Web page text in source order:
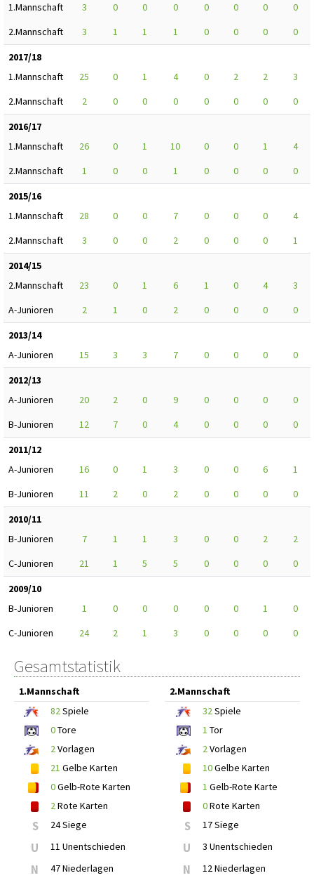
1.Mannschaft
3 0 0 0 0 0 0
0
2.Mannschaft
3 1 1 1 0 0 0
0
2017/18
1.Mannschaft
25 0 1 4 0 2 2
3
2.Mannschaft
2 0 0 0 0 0 0
0
2016/17
1.Mannschaft
26 0 1 10 0 0 1
4
2.Mannschaft
1 0 0 1 0 0 0
0
2015/16
1.Mannschaft
28 0 0 7 0 0 0
4
2.Mannschaft
3 0 0 2 0 0 0
1
2014/15
2.Mannschaft
23 0 1 6 1 0 4
3
A-Junioren
2 1 0 2 0 0 0
0
2013/14
A-Junioren
15 3 3 7 0 0 0
0
2012/13
A-Junioren
20 2 0 9 0 0 0
0
B-Junioren
12 7 0 4 0 0 0
0
2011/12
A-Junioren
16 0 1 3 0 0 6
1
B-Junioren
11 2 0 2 0 0 0
0
2010/11
B-Junioren
7 1 1 3 0 0 2
2
C-Junioren
21 1 5 5 0 0 0
0
2009/10
B-Junioren
1 0 0 0 0 0 1
0
C-Junioren
24 2 1 3 0 0 0 0
Gesamtstatistik
1.Mannschaft
82Spiele
0Tore
2Vorlagen
21 Gelbe Karten
0Gelb-Rote Karten
2Rote Karten
S 24 Siege
U 11 Unentschieden
N 47 Niederlagen
2.Mannschaft
32Spiele
1 Tor
2Vorlagen
10Gelbe Karten
1 Gelb-Rote Karte
0Rote Karten
S 17 Siege
U 3 Unentschieden
N 12 Niederlagen